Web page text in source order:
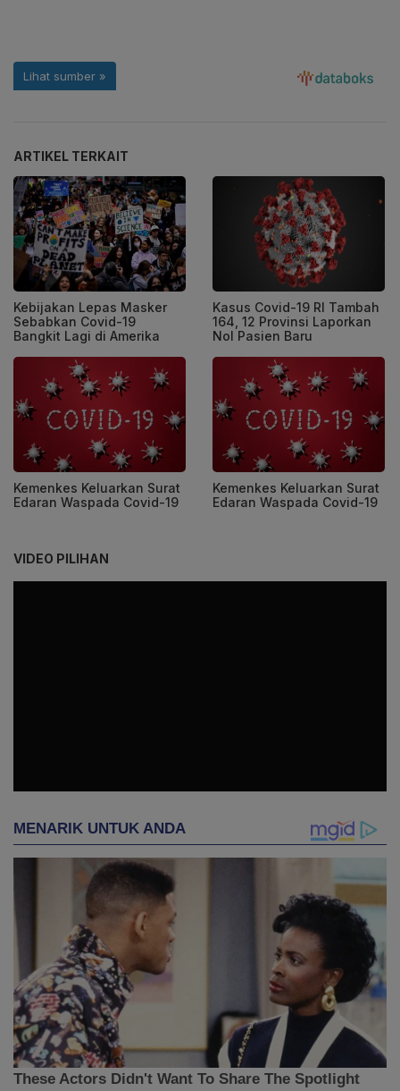
ARTIKEL TERKAIT
Kebijakan Lepas Masker
Sebabkan Covid-19
Bangkit Lagi di Amerika
Kasus Covid-19 RI Tambah
164, 12 Provinsi Laporkan
Nol Pasien Baru
Kemenkes Keluarkan Surat
Edaran Waspada Covid-19
Kemenkes Keluarkan Surat
Edaran Waspada Covid-19
VIDEO PILIHAN